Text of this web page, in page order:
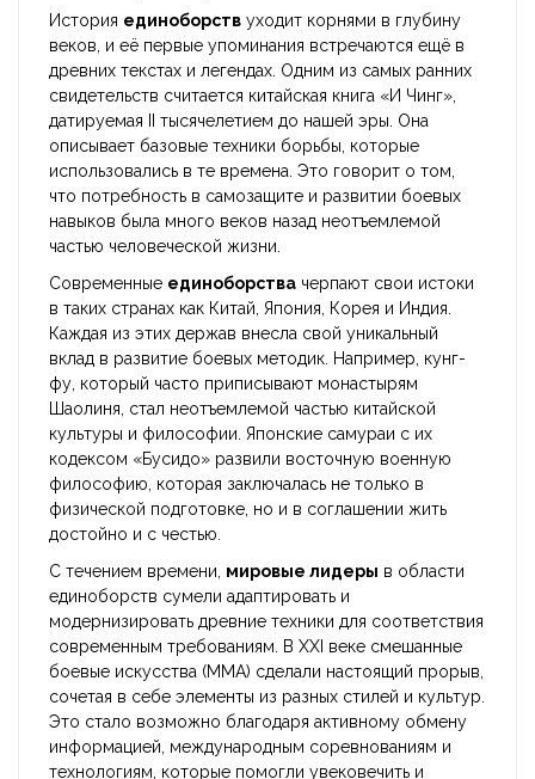
История единоборств уходит корнями в глубину
веков, и её первые упоминания встречаются ещё в
древних текстах и легендах. Одним из самых ранних
свидетельств считается китайская книга «И Чинг»,
датируемая II тысячелетием до нашей эры. Она
описывает базовые техники борьбы, которые
использовались в те времена. Это говорит о том,
что потребность в самозащите и развитии боевых
навыков была много веков назад неотъемлемой
частью человеческой жизни.
Современные единоборства черпают свои истоки
в таких странах как Китай, Япония, Корея и Индия.
Каждая из этих держав внесла свой уникальный
вклад в развитие боевых методик. Например, кунг-
фу, который часто приписывают монастырям
Шаолиня, стал неотъемлемой частью китайской
культуры и философии. Японские самураи с их
кодексом «Бусидо» развили восточную военную
философию, которая заключалась не только в
физической подготовке, но и в соглашении жить
достойно и с честью.
С течением времени, мировые лидеры в области
единоборств сумели адаптировать и
модернизировать древние техники для соответствия
современным требованиям. В XXI веке смешанные
боевые искусства (MMA) сделали настоящий прорыв,
сочетая в себе элементы из разных стилей и культур.
Это стало возможно благодаря активному обмену
информацией, международным соревнованиям и
технологиям, которые помогли увековечить и